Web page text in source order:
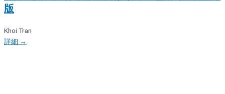
版
Khoi Tran
詳細 →